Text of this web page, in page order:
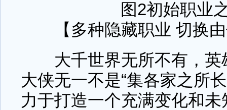
图2初始职业
【多种隐藏职业 切换由
大千世界无所不有，英
大侠无一不是“集各家之所
力于打造一个充满变化和